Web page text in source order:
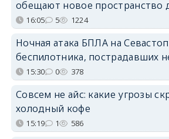
обещают новое пространство
16:05 5 1224
Ночная атака БПЛА на
беспилотника, пострадавших
15:30 0 378
Совсем не айс: какие угрозы
холодный кофе
15:19 1 586